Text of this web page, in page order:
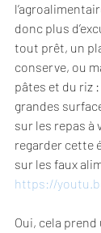
donc plus
tout prêt, un
conserve, ou
pâtes et du riz
grandes
sur les repas à
regarder cette
sur les faux
https://
Oui, cela